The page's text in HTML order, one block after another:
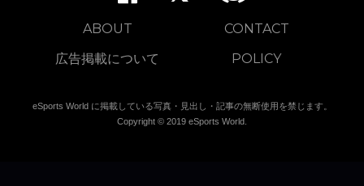
ABOUT
CONTACT
広告掲載について
POLICY
eSports World に掲載している写真・見出し・記事の無断使用を禁じます。
Copyright © 2019 eSports World.